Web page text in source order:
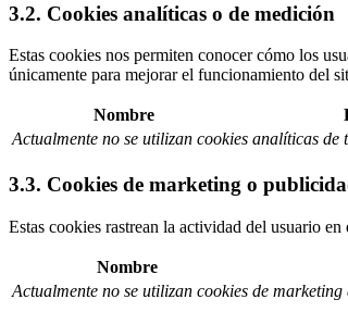
3.2. Cookies analíticas o de medición
Estas cookies nos permiten conocer cómo los
únicamente para mejorar el funcionamiento del
Nombre
Actualmente no se utilizan cookies analíticas
3.3. Cookies de marketing o
Estas cookies rastrean la actividad del usuario
Nombre
Actualmente no se utilizan cookies de